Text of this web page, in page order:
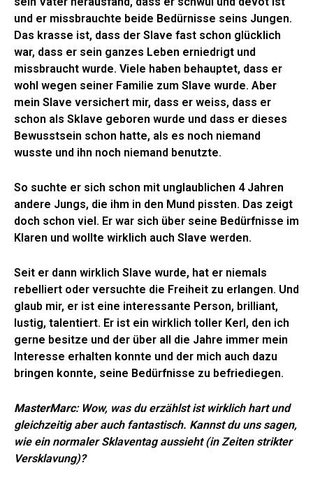
und er missbrauchte beide Bedürnisse seins Jungen.
Das krasse ist, dass der Slave fast schon glücklich
war, dass er sein ganzes Leben erniedrigt und
missbraucht wurde. Viele haben behauptet, dass er
wohl wegen seiner Familie zum Slave wurde. Aber
mein Slave versichert mir, dass er weiss, dass er
schon als Sklave geboren wurde und dass er dieses
Bewusstsein schon hatte, als es noch niemand
wusste und ihn noch niemand benutzte.
So suchte er sich schon mit unglaublichen 4 Jahren
andere Jungs, die ihm in den Mund pissten. Das zeigt
doch schon viel. Er war sich über seine Bedürfnisse im
Klaren und wollte wirklich auch Slave werden.
Seit er dann wirklich Slave wurde, hat er niemals
rebelliert oder versuchte die Freiheit zu erlangen. Und
glaub mir, er ist eine interessante Person, brilliant,
lustig, talentiert. Er ist ein wirklich toller Kerl, den ich
gerne besitze und der über all die Jahre immer mein
Interesse erhalten konnte und der mich auch dazu
bringen konnte, seine Bedürfnisse zu befriediegen.
MasterMarc: Wow, was du erzählst ist wirklich hart und
gleichzeitig aber auch fantastisch. Kannst du uns sagen,
wie ein normaler Sklaventag aussieht (in Zeiten strikter
Versklavung)?